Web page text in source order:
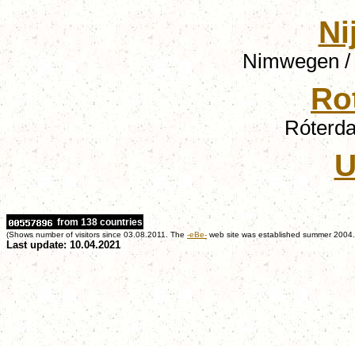
Nimwegen /
from 138 countries
(Shows number of visitors since 03.08.2011. The -eBe- web site was established summer
Last update: 10.04.2021